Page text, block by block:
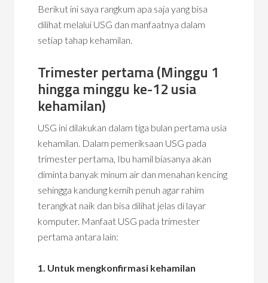
Berikut ini saya rangkum apa saja yang bisa
dilihat melalui USG dan manfaatnya dalam
setiap tahap kehamilan.
Trimester pertama (Minggu 1
hingga minggu ke-12 usia
kehamilan)
USG ini dilakukan dalam tiga bulan pertama usia
kehamilan. Dalam pemeriksaan USG pada
trimester pertama, Ibu hamil biasanya akan
diminta banyak minum air dan menahan kencing
sehingga kandung kemih penuh agar rahim
terangkat naik dan bisa dilihat jelas di layar
komputer. Manfaat USG pada trimester
pertama antara lain:
1. Untuk mengkonfirmasi kehamilan